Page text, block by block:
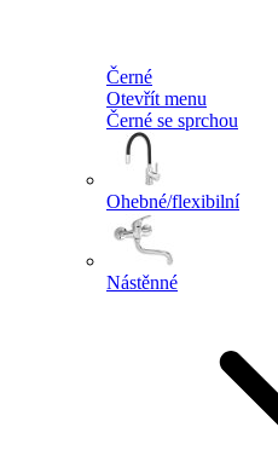
Černé
Otevřít menu
Černé se sprchou
Ohebné/flexibilní
Nástěnné